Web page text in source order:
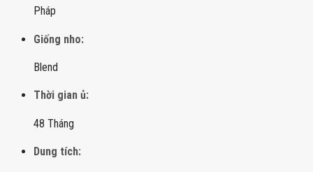
Pháp
Giống nho:
Blend
Thời gian ủ:
48 Tháng
Dung tích: